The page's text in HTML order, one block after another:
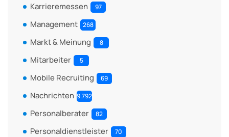
Karrieremessen 97
Management 268
Markt & Meinung 8
Mitarbeiter 5
Mobile Recruiting 69
Nachrichten 9.792
Personalberater 82
Personaldienstleister 70